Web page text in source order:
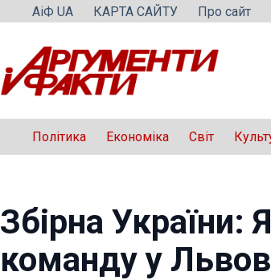
Перейти
вмісту
АіФ UA КАРТА САЙТУ Про сайт
Політика Економіка Світ
Збірна України:
команду у